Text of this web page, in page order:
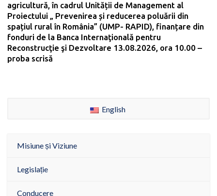
agricultură, în cadrul Unității de Management al
Proiectului „ Prevenirea și reducerea poluării din
spațiul rural în România” (UMP- RAPID), finanțare din
fonduri de la Banca Internaţională pentru
Reconstrucţie şi Dezvoltare 13.08.2026, ora 10.00 –
proba scrisă
English
Misiune și Viziune
Legislație
Conducere